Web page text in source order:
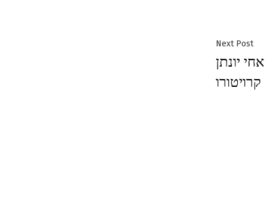
Next Post
post:יונתן
קרויטורו